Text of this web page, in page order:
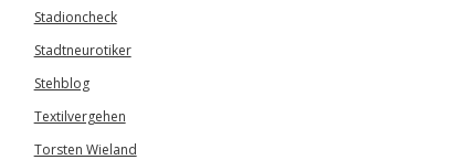
Stadioncheck
Stadtneurotiker
Stehblog
Textilvergehen
Torsten Wieland